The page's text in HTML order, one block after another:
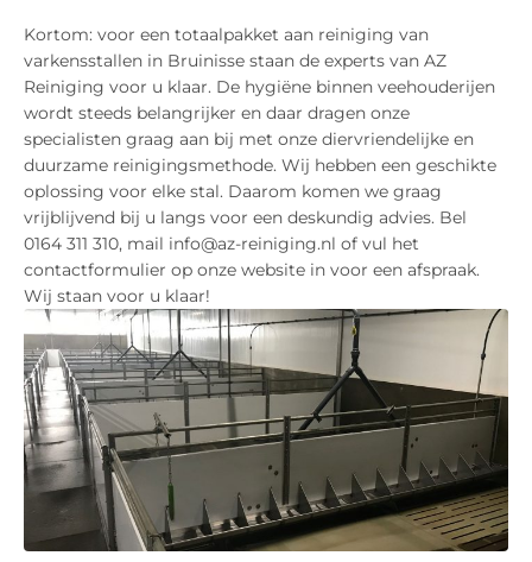
Kortom: voor een totaalpakket aan reiniging van
varkensstallen in Bruinisse staan de experts van AZ
Reiniging voor u klaar. De hygiëne binnen veehouderijen
wordt steeds belangrijker en daar dragen onze
specialisten graag aan bij met onze diervriendelijke en
duurzame reinigingsmethode. Wij hebben een geschikte
oplossing voor elke stal. Daarom komen we graag
vrijblijvend bij u langs voor een deskundig advies. Bel
0164 311 310, mail info@az-reiniging.nl of vul het
contactformulier op onze website in voor een afspraak.
Wij staan voor u klaar!